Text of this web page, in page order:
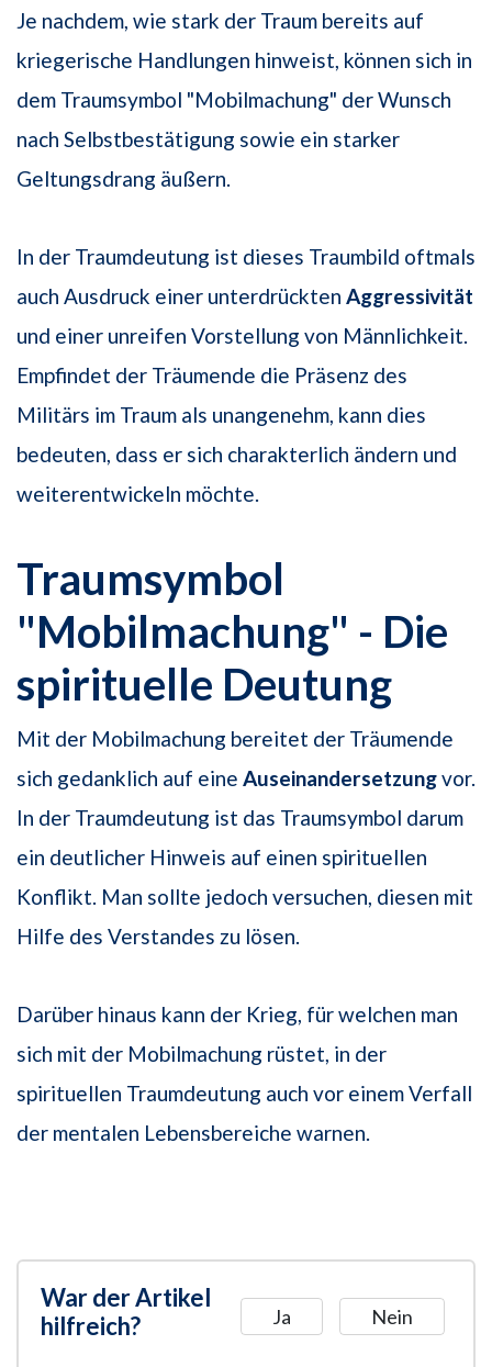
Je nachdem, wie stark der Traum bereits auf
kriegerische Handlungen hinweist, können sich in
dem Traumsymbol "Mobilmachung" der Wunsch
nach Selbstbestätigung sowie ein starker
Geltungsdrang äußern.
In der Traumdeutung ist dieses Traumbild oftmals
auch Ausdruck einer unterdrückten Aggressivität
und einer unreifen Vorstellung von Männlichkeit.
Empfindet der Träumende die Präsenz des
Militärs im Traum als unangenehm, kann dies
bedeuten, dass er sich charakterlich ändern und
weiterentwickeln möchte.
Traumsymbol
"Mobilmachung" - Die
spirituelle Deutung
Mit der Mobilmachung bereitet der Träumende
sich gedanklich auf eine Auseinandersetzungvor.
In der Traumdeutung ist das Traumsymbol darum
ein deutlicher Hinweis auf einen spirituellen
Konflikt. Man sollte jedoch versuchen, diesen mit
Hilfe des Verstandes zu lösen.
Darüber hinaus kann der Krieg, für welchen man
sich mit der Mobilmachung rüstet, in der
spirituellen Traumdeutung auch vor einem Verfall
der mentalen Lebensbereiche warnen.
War der Artikel
hilfreich?
Ja Nein